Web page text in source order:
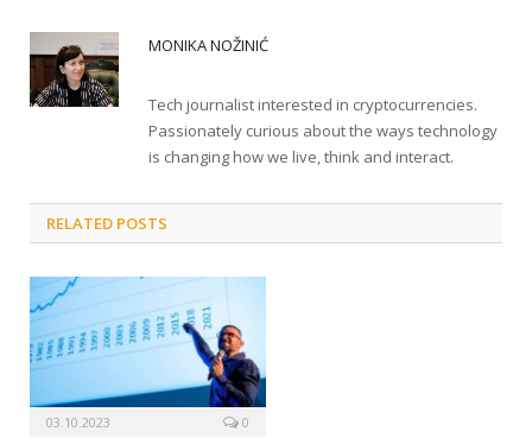
MONIKA NOŽINIĆ
Tech journalist interested in cryptocurrencies.
Passionately curious about the ways technology
is changing how we live, think and interact.
RELATED POSTS
03.10.2023 0